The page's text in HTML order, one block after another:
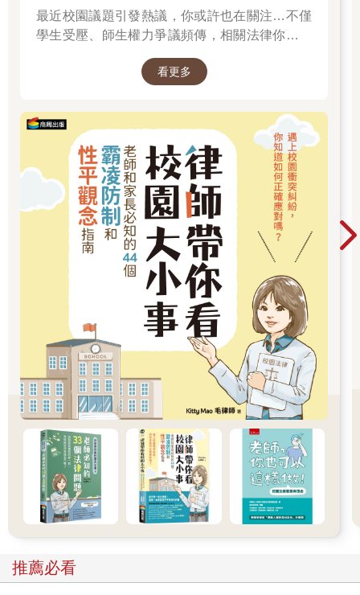
嗎？這種只有表、沒有裡的表演，有什麼可炫耀的？
背書記憶與大腦神經元關係
人的大腦是由十兆左右的神經元組合而成，它們在腦中透過軸突
和樹狀突來互相傳遞訊息，所以神經科學家對智慧的定義是神經
連接的方式（誰跟誰連？）和神經連接的密度（是四線還是六線
大馬路？）前者是基因決定的，後者是經驗決定的。
學習在神經學上的定義是神經迴路的改變和強化，它的機制在模
仿和記憶，記憶是透過一再重複的活化某一組神經元，把他們結
合成某個表徵，表徵越強，我們辨識和閱讀它的速度也越快。
在結合神經元的力量中，語意最強，最能幫助記憶。一個東西如
果有意義，它會很快被記住，因為語意像個大網，訊息一旦在這
網中找到立身之處就不會流失，而且可以成為下一個有關聯的訊
息附著的磐石。語音也有黏性，有押韻的詩詞都容易背，但音的
黏度不及意義高。
從神經科學的觀點來看，背書就是重複的活化同一組神經元，使
它們緊密連接，好像兩人的手已經緊緊的牽在一起了，只要聽到
「人之初」，後面的「性本善」就會自己跳出來。所以孩子若是
了解背誦的內容，透過意義的幫助，他會學的容易、記的牢，若
不懂意義，只靠音的力量在結合，這些表徵的形成就困難得多，
以前私塾都要大聲朗誦，就是要靠音來幫助記憶。
硬背卻不懂其意，易錯誤理解一輩子童年相對於成長後，干擾的
訊息少很多，所以童年讀的東西記憶痕跡較深，記得久。這是很
多人要趁孩子記憶力好時叫他背東西，但是不懂而背有個缺點，
都很相似，如地牛翻身、天狗食月，因為他們要把大自然的現象
合理化），若是沒有解釋意思，只是硬背，會有錯誤解釋的危
最近校園議題引發熱議，你或許也在關注…不僅
學生受壓、師生權力爭議頻傳，相關法律你有了
看更多
推薦必看